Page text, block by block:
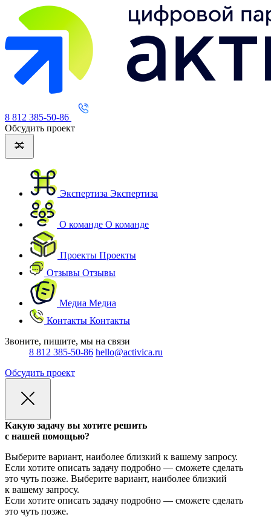
8 812 385-50-86
Обсудить проект
Экспертиза Экспертиза
О команде О команде
Проекты Проекты
Отзывы Отзывы
Медиа Медиа
Контакты Контакты
Звоните, пишите, мы на связи
8 812 385-50-86 hello@activica.ru
Обсудить проект
Какую задачу вы хотите решить
с нашей помощью?
Выберите вариант, наиболее близкий к вашему запросу.
Если хотите описать задачу подробно — сможете сделать
это чуть позже. Выберите вариант, наиболее близкий
к вашему запросу.
Если хотите описать задачу подробно — сможете сделать
это чуть позже.